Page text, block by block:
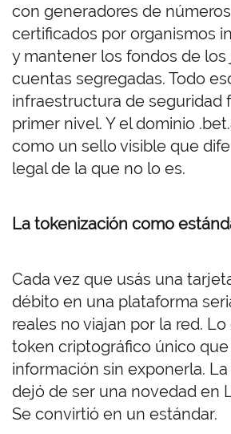
con generadores de
certificados por organismos
y mantener los fondos de los
cuentas segregadas. Todo
infraestructura de seguridad
primer nivel. Y el dominio
como un sello visible que
legal de la que no lo es.
La tokenización como
Cada vez que usás una
débito en una plataforma
reales no viajan por la red.
token criptográfico único
información sin exponerla.
dejó de ser una novedad en
Se convirtió en un estándar.